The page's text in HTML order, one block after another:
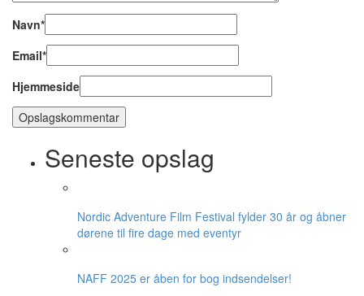
Navn*
Email*
Hjemmeside
Seneste opslag
Nordic Adventure Film Festival fylder 30 år og åbner
dørene til fire dage med eventyr
NAFF 2025 er åben for bog indsendelser!